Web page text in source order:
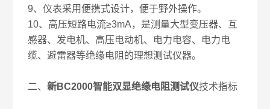
9、仪表采用便携式设计，便于野外操作。
10、高压短路电流≥3mA，是测量大型变压器、互
感器、发电机、高压电动机、电力电容、电力电
缆、避雷器等绝缘电阻的理想测试仪器。
二、新BC2000智能双显绝缘电阻测试仪技术指标